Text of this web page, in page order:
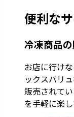
便利な
冷凍商品
お店に行け
ックスバリ
販売されて
を手軽に楽し